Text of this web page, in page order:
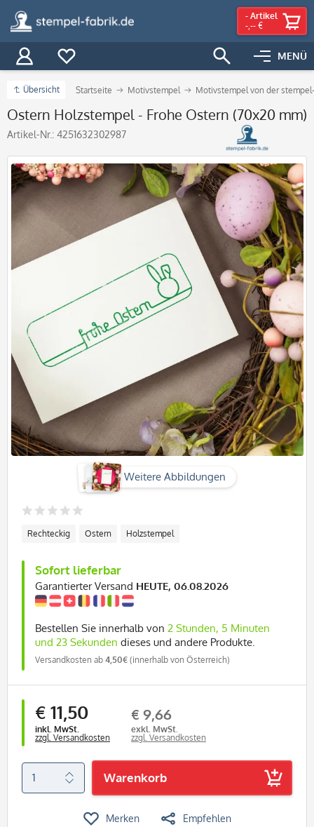
MENÜ
- Artikel
-,-- €
Übersicht Startseite Motivstempel Motivstempel von der
Ostern Holzstempel - Frohe Ostern (70x20 mm)
Artikel-Nr.: 4251632302987
Weitere Abbildungen
Rechteckig Ostern Holzstempel
Sofort lieferbar
Garantierter Versand HEUTE, 06.08.2026
Bestellen Sie innerhalb von 2 Stunden, 5 Minuten
und 22 Sekunden dieses und andere Produkte.
Versandkosten ab 4,50€ (innerhalb von Österreich)
€ 11,50
inkl. MwSt.
zzgl. Versandkosten
€ 9,66
exkl. MwSt.
zzgl. Versandkosten
Warenkorb
Merken Empfehlen